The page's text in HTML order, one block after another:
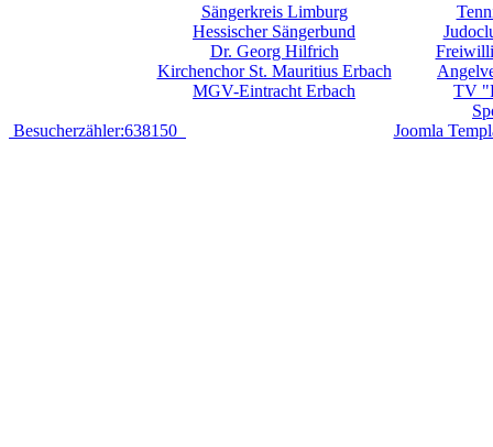
Sängerkreis Limburg
Hessischer Sängerbund
Dr. Georg Hilfrich
Kirchenchor St. Mauritius Erbach
MGV-Eintracht Erbach
TV
Besucherzähler:638150
Joomla